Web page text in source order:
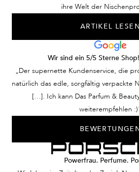
ihre Welt der
ARTIKEL LESEN
Wir sind ein 5/5 Sterne
„Der supernette Kundenservice, die
natürlich das edle, sorgfältig verpackte
[…]. Ich kann Das Parfum &
weiterempfehlen
Powerfrau. Perfume.